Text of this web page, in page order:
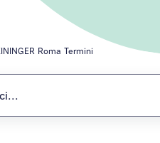
Roma Termini